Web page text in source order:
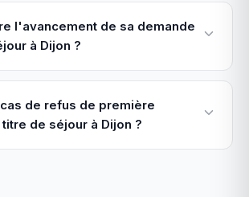
l'avancement de sa demande
à Dijon ?
de refus de première
de séjour à Dijon ?